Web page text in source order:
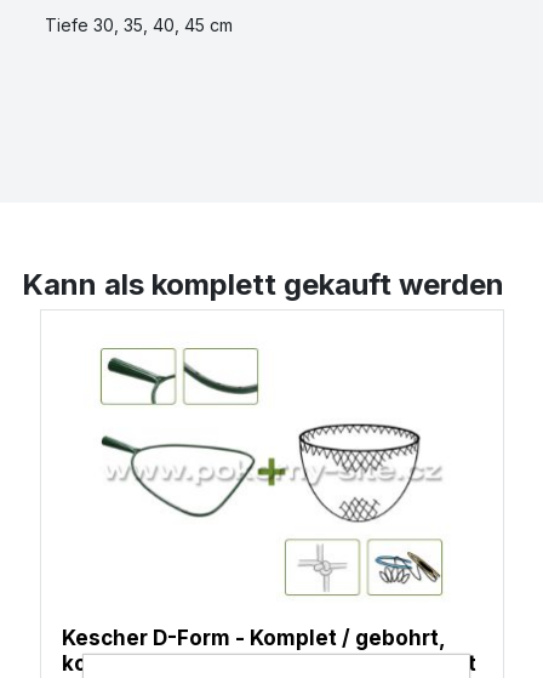
Tiefe 30, 35, 40, 45 cm
Kann als komplett gekauft werden
Kescher D-Form - Komplet / gebohrt,
konische Tülle, Komaxit / handgeknotet